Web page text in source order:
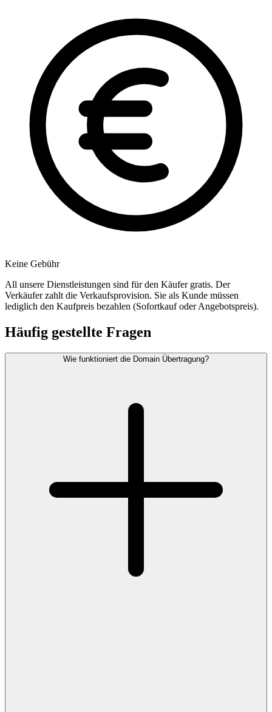
Keine Gebühr
All unsere Dienstleistungen sind für den Käufer gratis. Der
Verkäufer zahlt die Verkaufsprovision. Sie als Kunde müssen
lediglich den Kaufpreis bezahlen (Sofortkauf oder Angebotspreis).
Häufig gestellte Fragen
Wie funktioniert die Domain Übertragung?